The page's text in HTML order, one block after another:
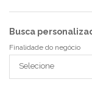
Busca
Finalidade do negócio
Selecione